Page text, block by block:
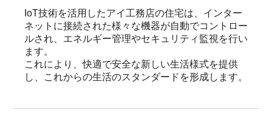
IoT技術を活用したアイ工務店の住宅は、インター
ネットに接続された様々な機器が自動でコントロー
ルされ、エネルギー管理やセキュリティ監視を行い
ます。
これにより、快適で安全な新しい生活様式を提供
し、これからの生活のスタンダードを形成します。